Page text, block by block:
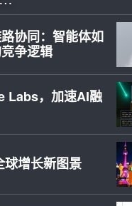
协同：智能体如
争逻辑
Labs，加速AI融
增长新图景